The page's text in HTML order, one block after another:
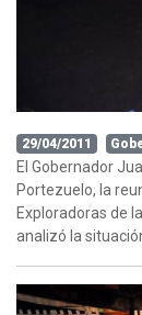
29/04/2011
El Gobernador
Portezuelo, la
Exploradoras de
analizó la